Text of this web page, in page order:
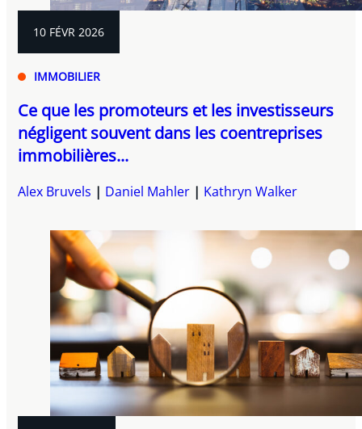
10 FÉVR 2026
IMMOBILIER
Ce que les promoteurs et les investisseurs
négligent souvent dans les coentreprises
immobilières...
Alex Bruvels Daniel Mahler Kathryn Walker